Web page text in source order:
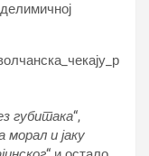
губитака“,
морал и јаку